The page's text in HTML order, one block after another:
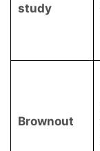
study
Brownout